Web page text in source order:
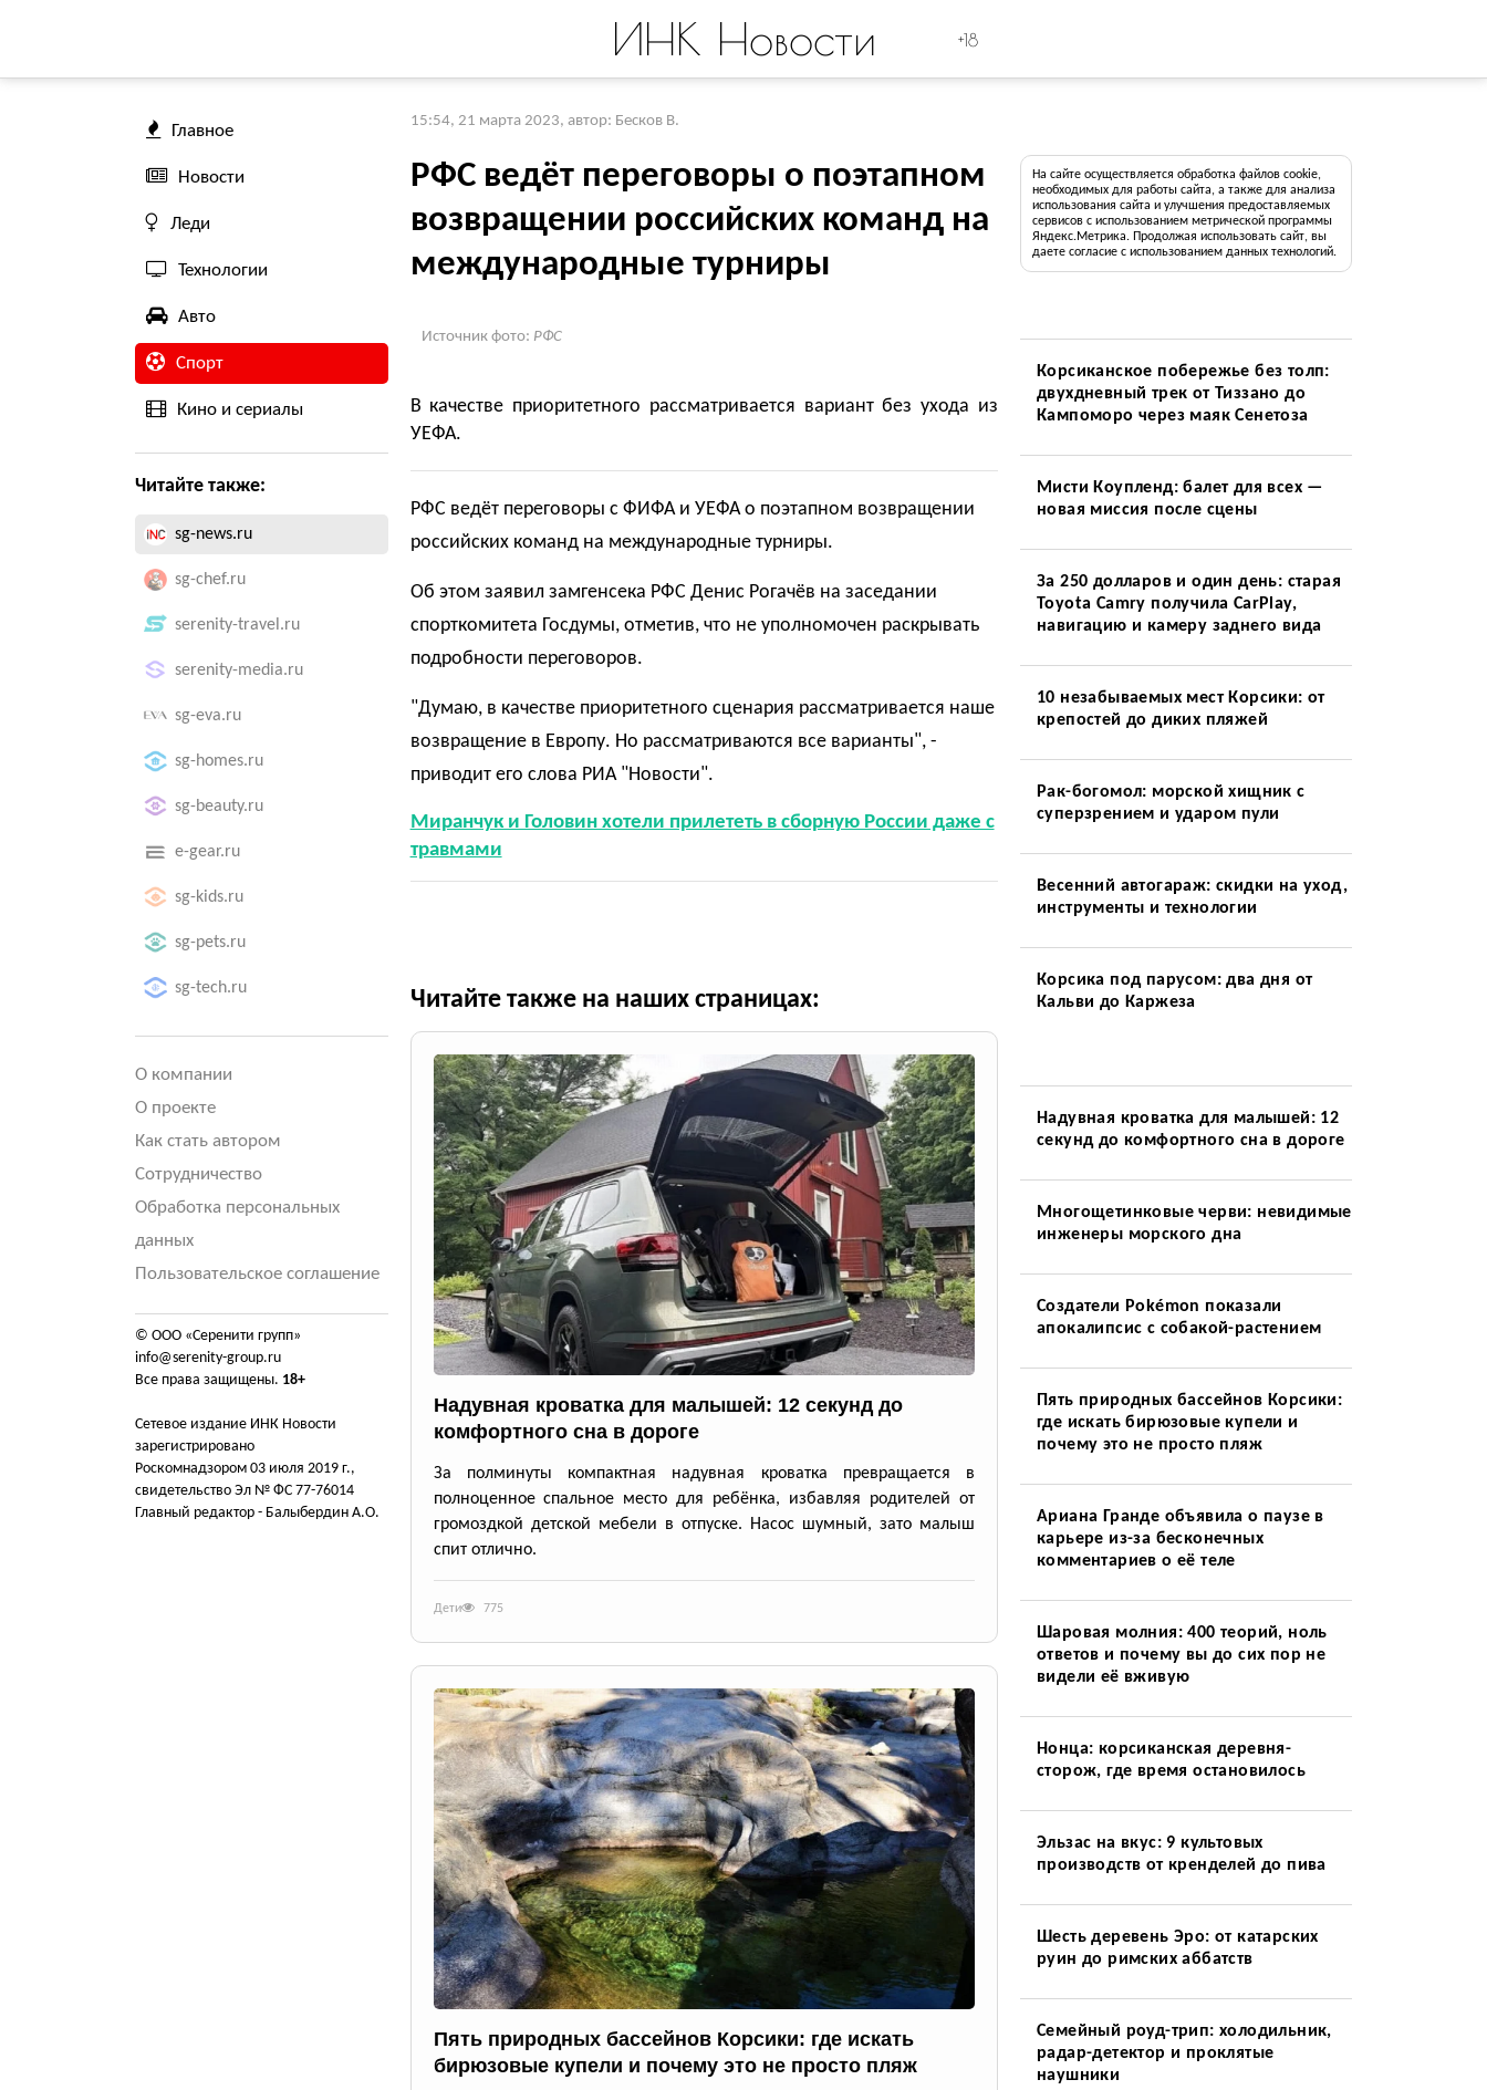
ИНК Новости +18
Главное
Новости
Леди
Технологии
Авто
Спорт
Кино и сериалы
Читайте также:
sg-news.ru
sg-chef.ru
serenity-travel.ru
serenity-media.ru
sg-eva.ru
sg-homes.ru
sg-beauty.ru
e-gear.ru
sg-kids.ru
sg-pets.ru
sg-tech.ru
О компании
О проекте
Как стать автором
Сотрудничество
Обработка персональных
данных
Пользовательское соглашение
© ООО «Серенити групп»
info@serenity-group.ru
Все права защищены. 18+
Сетевое издание ИНК Новости
зарегистрировано
Роскомнадзором 03 июля 2019 г.,
свидетельство Эл № ФС 77-76014
Главный редактор - Балыбердин А.О.
15:54, 21 марта 2023, автор: Бесков В.
РФС ведёт переговоры о поэтапном
возвращении российских команд на
международные турниры
Источник фото: РФС
В качестве приоритетного рассматривается вариант без ухода из
УЕФА.
РФС ведёт переговоры с ФИФА и УЕФА о поэтапном возвращении
российских команд на международные турниры.
Об этом заявил замгенсека РФС Денис Рогачёв на заседании
спорткомитета Госдумы, отметив, что не уполномочен раскрывать
подробности переговоров.
"Думаю, в качестве приоритетного сценария рассматривается наше
возвращение в Европу. Но рассматриваются все варианты", -
приводит его слова РИА "Новости".
Миранчук и Головин хотели прилететь в сборную России даже с
травмами
Читайте также на наших страницах:
Надувная кроватка для малышей: 12 секунд до
комфортного сна в дороге
За полминуты компактная надувная кроватка превращается в
полноценное спальное место для ребёнка, избавляя родителей от
громоздкой детской мебели в отпуске. Насос шумный, зато малыш
спит отлично.
Дети 775
Пять природных бассейнов Корсики: где искать
бирюзовые купели и почему это не просто пляж
На сайте осуществляется обработка файлов cookie,
необходимых для работы сайта, а также для анализа
использования сайта и улучшения предоставляемых
сервисов с использованием метрической программы
Яндекс.Метрика. Продолжая использовать сайт, вы
даете согласие с использованием данных технологий.
Корсиканское побережье без толп:
двухдневный трек от Тиззано до
Кампоморо через маяк Сенетоза
Мисти Коупленд: балет для всех —
новая миссия после сцены
За 250 долларов и один день: старая
Toyota Camry получила CarPlay,
навигацию и камеру заднего вида
10 незабываемых мест Корсики: от
крепостей до диких пляжей
Рак-богомол: морской хищник с
суперзрением и ударом пули
Весенний автогараж: скидки на уход,
инструменты и технологии
Корсика под парусом: два дня от
Кальви до Каржеза
Надувная кроватка для малышей: 12
секунд до комфортного сна в дороге
Многощетинковые черви: невидимые
инженеры морского дна
Создатели Pokémon показали
апокалипсис с собакой-растением
Пять природных бассейнов Корсики:
где искать бирюзовые купели и
почему это не просто пляж
Ариана Гранде объявила о паузе в
карьере из-за бесконечных
комментариев о её теле
Шаровая молния: 400 теорий, ноль
ответов и почему вы до сих пор не
видели её вживую
Нонца: корсиканская деревня-
сторож, где время остановилось
Эльзас на вкус: 9 культовых
производств от кренделей до пива
Шесть деревень Эро: от катарских
руин до римских аббатств
Семейный роуд-трип: холодильник,
радар-детектор и проклятые
наушники